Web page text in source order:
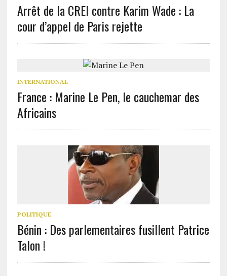
Arrêt de la CREI contre Karim Wade : La
cour d’appel de Paris rejette
INTERNATIONAL
France : Marine Le Pen, le cauchemar des
Africains
POLITIQUE
Bénin : Des parlementaires fusillent Patrice
Talon !